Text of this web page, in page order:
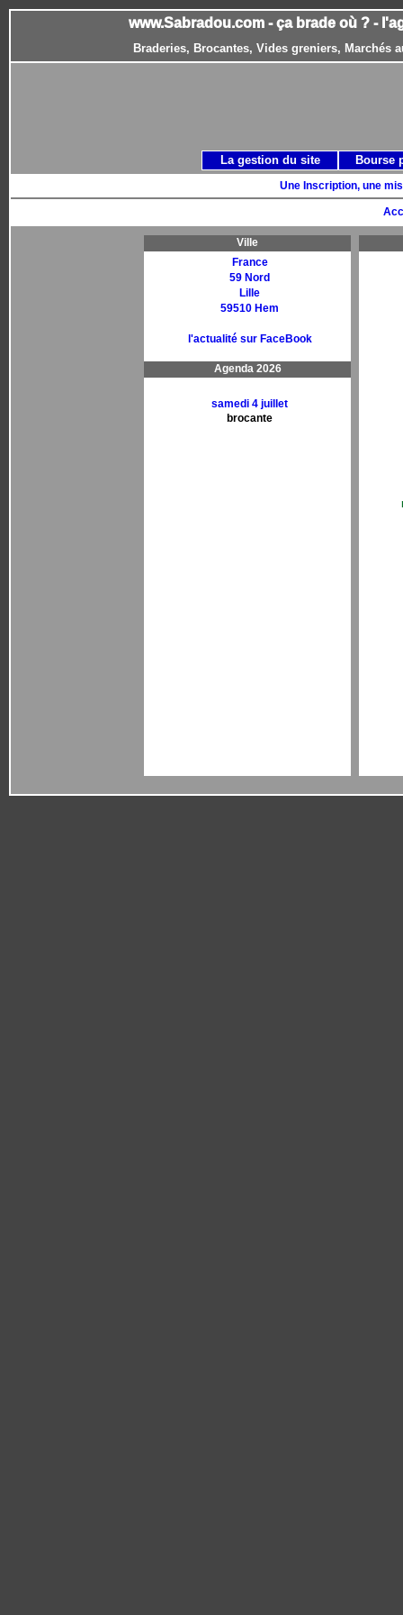
www.Sabradou.com - ça brade où ? -
Braderies, Brocantes, Vides greniers, Marchés
Une Inscription, une
Ville
France
59 Nord
Lille
59510 Hem
l'actualité sur FaceBook
Agenda 2026
samedi 4 juillet
brocante
La gestion du site Bourse